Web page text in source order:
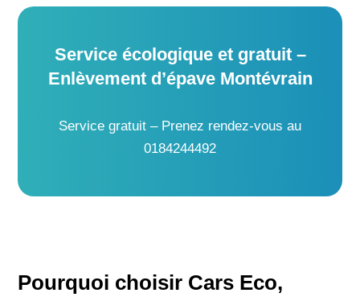
Service écologique et gratuit –
Enlèvement d’épave Montévrain
Service gratuit – Prenez rendez-vous au
0184244492
Pourquoi choisir Cars Eco,